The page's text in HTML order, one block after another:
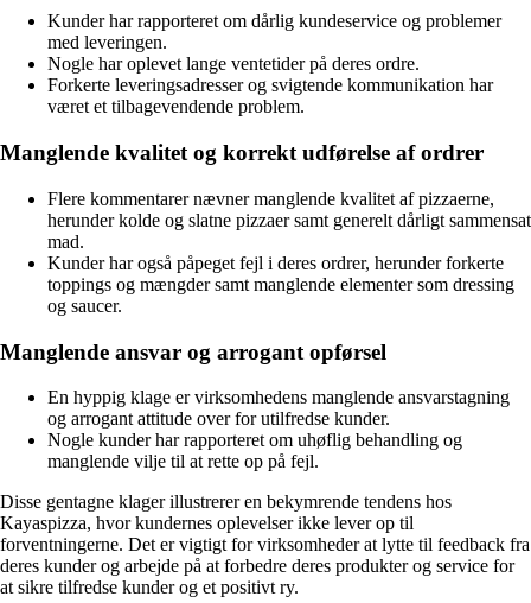
Kunder har rapporteret om dårlig kundeservice og problemer
med leveringen.
Nogle har oplevet lange ventetider på deres ordre.
Forkerte leveringsadresser og svigtende kommunikation har
været et tilbagevendende problem.
Manglende kvalitet og korrekt udførelse af ordrer
Flere kommentarer nævner manglende kvalitet af pizzaerne,
herunder kolde og slatne pizzaer samt generelt dårligt sammensat
mad.
Kunder har også påpeget fejl i deres ordrer, herunder forkerte
toppings og mængder samt manglende elementer som dressing
og saucer.
Manglende ansvar og arrogant opførsel
En hyppig klage er virksomhedens manglende ansvarstagning
og arrogant attitude over for utilfredse kunder.
Nogle kunder har rapporteret om uhøflig behandling og
manglende vilje til at rette op på fejl.
Disse gentagne klager illustrerer en bekymrende tendens hos
Kayaspizza, hvor kundernes oplevelser ikke lever op til
forventningerne. Det er vigtigt for virksomheder at lytte til feedback fra
deres kunder og arbejde på at forbedre deres produkter og service for
at sikre tilfredse kunder og et positivt ry.